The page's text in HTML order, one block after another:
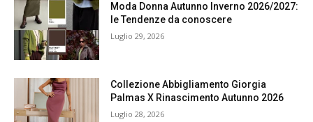
Moda Donna Autunno Inverno 2026/2027:
le Tendenze da conoscere
Luglio 29, 2026
Collezione Abbigliamento Giorgia
Palmas X Rinascimento Autunno 2026
Luglio 28, 2026